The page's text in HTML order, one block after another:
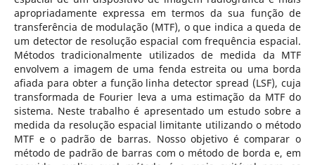
apropriadamente expressa em termos da sua função de
transferência de modulação (MTF), o que indica a queda de
um detector de resolução espacial com frequência espacial.
Métodos tradicionalmente utilizados de medida da MTF
envolvem a imagem de uma fenda estreita ou uma borda
afiada para obter a função linha detector spread (LSF), cuja
transformada de Fourier leva a uma estimação da MTF do
sistema. Neste trabalho é apresentado um estudo sobre a
medida da resolução espacial limitante utilizando o método
MTF e o padrão de barras. Nosso objetivo é comparar o
método de padrão de barras com o método de borda e, em